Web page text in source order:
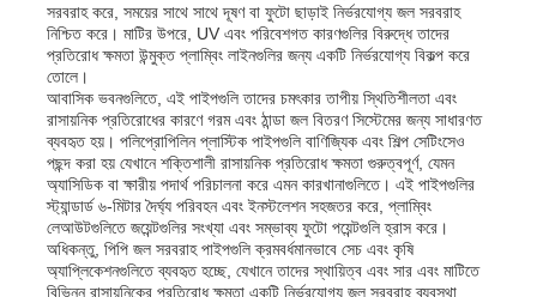
সরবরাহ করে, সময়ের সাথে সাথে দূষণ বা ফুটো ছাড়াই নির্ভরযোগ্য জল সরবরাহ
নিশ্চিত করে। মাটির উপরে, UV এবং পরিবেশগত কারণগুলির বিরুদ্ধে তাদের
প্রতিরোধ ক্ষমতা উন্মুক্ত প্লাম্বিং লাইনগুলির জন্য একটি নির্ভরযোগ্য বিকল্প করে
তোলে।
আবাসিক ভবনগুলিতে, এই পাইপগুলি তাদের চমৎকার তাপীয় স্থিতিশীলতা এবং
রাসায়নিক প্রতিরোধের কারণে গরম এবং ঠান্ডা জল বিতরণ সিস্টেমের জন্য সাধারণত
ব্যবহৃত হয়। পলিপ্রোপিলিন প্লাস্টিক পাইপগুলি বাণিজ্যিক এবং শিল্প সেটিংসেও
পছন্দ করা হয় যেখানে শক্তিশালী রাসায়নিক প্রতিরোধ ক্ষমতা গুরুত্বপূর্ণ, যেমন
অ্যাসিডিক বা ক্ষারীয় পদার্থ পরিচালনা করে এমন কারখানাগুলিতে। এই পাইপগুলির
স্ট্যান্ডার্ড ৬-মিটার দৈর্ঘ্য পরিবহন এবং ইনস্টলেশন সহজতর করে, প্লাম্বিং
লেআউটগুলিতে জয়েন্টগুলির সংখ্যা এবং সম্ভাব্য ফুটো পয়েন্টগুলি হ্রাস করে।
অধিকন্তু, পিপি জল সরবরাহ পাইপগুলি ক্রমবর্ধমানভাবে সেচ এবং কৃষি
অ্যাপ্লিকেশনগুলিতে ব্যবহৃত হচ্ছে, যেখানে তাদের স্থায়িত্ব এবং সার এবং মাটিতে
বিভিন্ন রাসায়নিকের প্রতিরোধ ক্ষমতা একটি নির্ভরযোগ্য জল সরবরাহ ব্যবস্থা